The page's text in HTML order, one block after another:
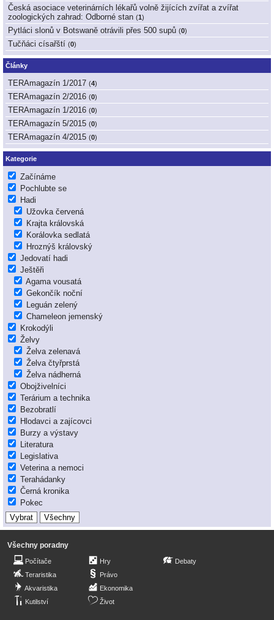
Česká asociace veterinárních lékařů volně žijících zvířat a zvířat
zoologických zahrad: Odborné stan (1)
Pytláci slonů v Botswaně otrávili přes 500 supů (0)
Tučňáci císařští (0)
Články
TERAmagazín 1/2017 (4)
TERAmagazín 2/2016 (0)
TERAmagazín 1/2016 (0)
TERAmagazín 5/2015 (0)
TERAmagazín 4/2015 (0)
Kategorie
Začínáme
Pochlubte se
Hadi
Užovka červená
Krajta královská
Korálovka sedlatá
Hroznýš královský
Jedovatí hadi
Ještěři
Agama vousatá
Gekončík noční
Leguán zelený
Chameleon jemenský
Krokodýli
Želvy
Želva zelenavá
Želva čtyřprstá
Želva nádherná
Obojživelníci
Terárium a technika
Bezobratlí
Hlodavci a zajícovci
Burzy a výstavy
Literatura
Legislativa
Veterina a nemoci
Terahádanky
Černá kronika
Pokec
Všechny poradny
Počítače
Teraristika
Akvaristika
Kutilství
Hry
Právo
Ekonomika
Život
Debaty